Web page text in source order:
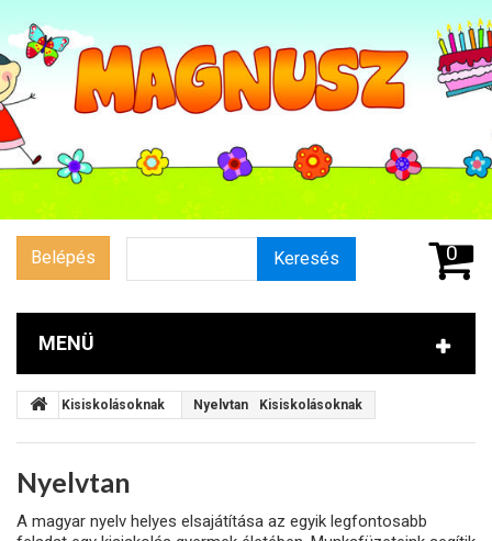
Belépés Keresés 0
MENÜ
Kisiskolásoknak Nyelvtan Kisiskolásoknak
Nyelvtan
A magyar nyelv helyes elsajátítása az egyik legfontosabb